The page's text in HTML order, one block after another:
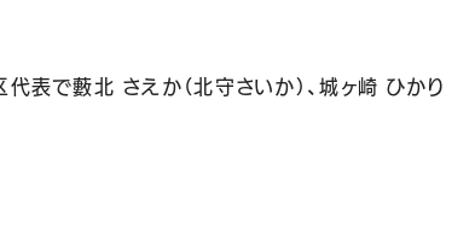
表で藪北 さえか（北守さいか）、城ヶ崎 ひかり